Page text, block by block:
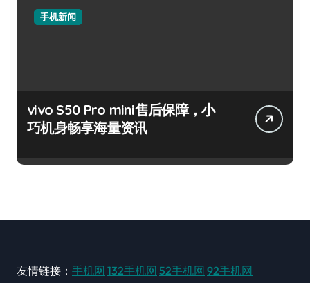
手机新闻
vivo S50 Pro mini售后保障，小
巧机身畅享海量资讯
友情链接： 手机网 132手机网 52手机网 92手机网